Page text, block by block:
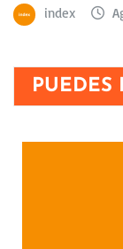
index
PUEDES